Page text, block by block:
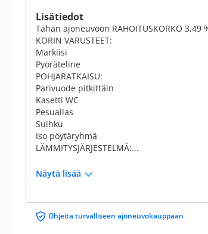
Lisätiedot
Tähän ajoneuvoon RAHOITUSKORKO 3,49
KORIN VARUSTEET:
Markiisi
Pyöräteline
POHJARATKAISU:
Parivuode pitkittäin
Kasetti WC
Pesuallas
Suihku
Iso pöytäryhmä
LÄMMITYSJÄRJESTELMÄ:...
Näytä lisää
Ohjeita turvalliseen ajoneuvokauppaan